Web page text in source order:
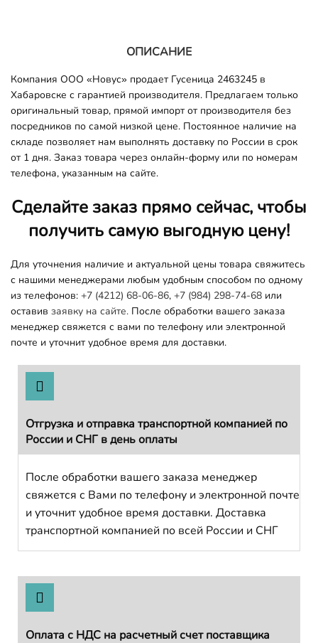
ОПИСАНИЕ
Компания ООО «Новус» продает Гусеница 2463245 в
Хабаровске с гарантией производителя. Предлагаем только
оригинальный товар, прямой импорт от производителя без
посредников по самой низкой цене. Постоянное наличие на
складе позволяет нам выполнять доставку по России в срок
от 1 дня. Заказ товара через онлайн-форму или по номерам
телефона, указанным на сайте.
Сделайте заказ прямо сейчас, чтобы
получить самую выгодную цену!
Для уточнения наличие и актуальной цены товара свяжитесь
с нашими менеджерами любым удобным способом по одному
из телефонов: +7 (4212) 68-06-86, +7 (984) 298-74-68 или
оставив заявку на сайте. После обработки вашего заказа
менеджер свяжется с вами по телефону или электронной
почте и уточнит удобное время для доставки.
Отгрузка и отправка транспортной компанией по
России и СНГ в день оплаты
После обработки вашего заказа менеджер
свяжется с Вами по телефону и электронной почте
и уточнит удобное время доставки. Доставка
транспортной компанией по всей России и СНГ
Оплата с НДС на расчетный счет поставщика